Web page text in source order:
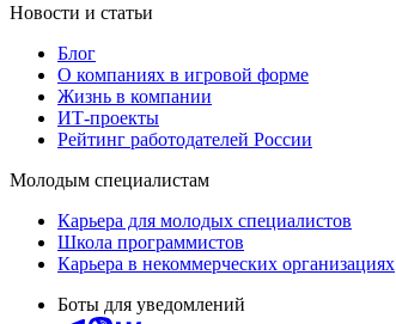
Новости и статьи
Блог
О компаниях в игровой форме
Жизнь в компании
ИТ-проекты
Рейтинг работодателей России
Молодым специалистам
Карьера для молодых специалистов
Школа программистов
Карьера в некоммерческих организациях
Боты для уведомлений